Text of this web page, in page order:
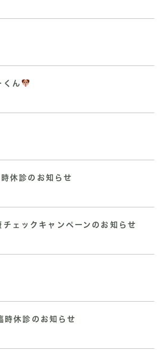
くん
休診のお知らせ
ェックキャンペーンのお知らせ
休診のお知らせ